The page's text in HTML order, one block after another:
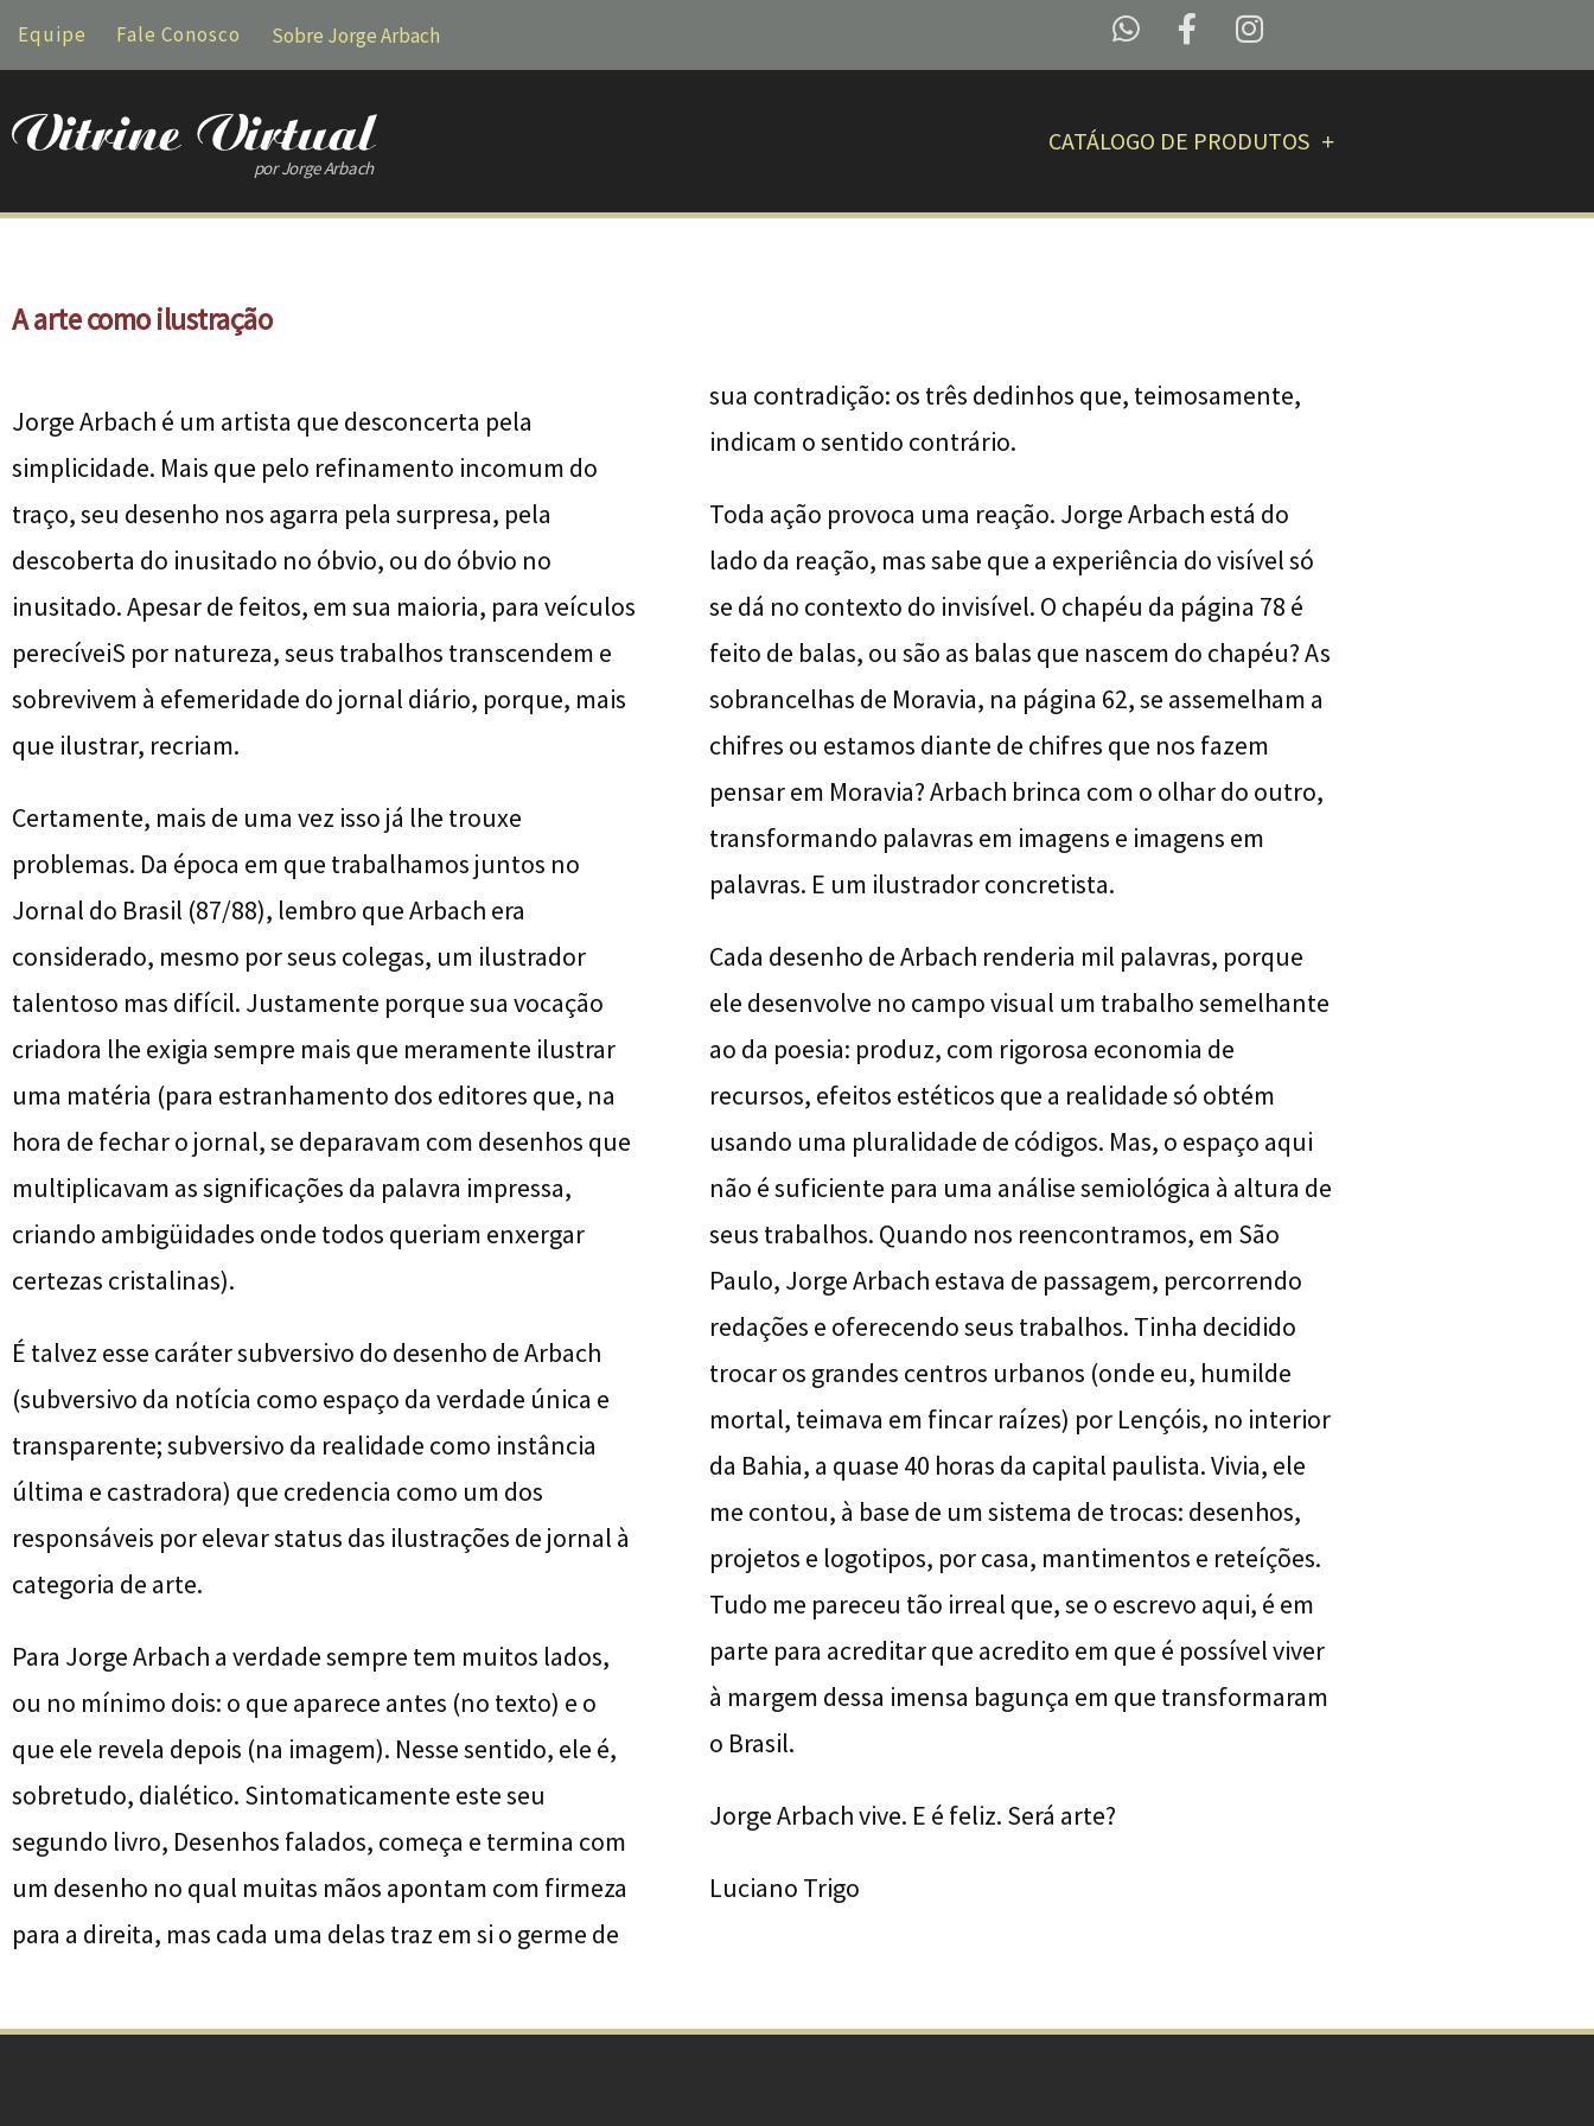
Equipe Fale Conosco Sobre Jorge Arbach
por Jorge Arbach
CATÁLOGO DE PRODUTOS
A arte como ilustração
Jorge Arbach é um artista que desconcerta pela
simplicidade. Mais que pelo refinamento incomum do
traço, seu desenho nos agarra pela surpresa, pela
descoberta do inusitado no óbvio, ou do óbvio no
inusitado. Apesar de feitos, em sua maioria, para veículos
perecíveiS por natureza, seus trabalhos transcendem e
sobrevivem à efemeridade do jornal diário, porque, mais
que ilustrar, recriam.
Certamente, mais de uma vez isso já lhe trouxe
problemas. Da época em que trabalhamos juntos no
Jornal do Brasil (87/88), lembro que Arbach era
considerado, mesmo por seus colegas, um ilustrador
talentoso mas difícil. Justamente porque sua vocação
criadora lhe exigia sempre mais que meramente ilustrar
uma matéria (para estranhamento dos editores que, na
hora de fechar o jornal, se deparavam com desenhos que
multiplicavam as significações da palavra impressa,
criando ambigüidades onde todos queriam enxergar
certezas cristalinas).
É talvez esse caráter subversivo do desenho de Arbach
(subversivo da notícia como espaço da verdade única e
transparente; subversivo da realidade como instância
última e castradora) que credencia como um dos
responsáveis por elevar status das ilustrações de jornal à
categoria de arte.
Para Jorge Arbach a verdade sempre tem muitos lados,
ou no mínimo dois: o que aparece antes (no texto) e o
que ele revela depois (na imagem). Nesse sentido, ele é,
sobretudo, dialético. Sintomaticamente este seu
segundo livro, Desenhos falados, começa e termina com
um desenho no qual muitas mãos apontam com firmeza
para a direita, mas cada uma delas traz em si o germe de
sua contradição: os três dedinhos que, teimosamente,
indicam o sentido contrário.
Toda ação provoca uma reação. Jorge Arbach está do
lado da reação, mas sabe que a experiência do visível só
se dá no contexto do invisível. O chapéu da página 78 é
feito de balas, ou são as balas que nascem do chapéu? As
sobrancelhas de Moravia, na página 62, se assemelham a
chifres ou estamos diante de chifres que nos fazem
pensar em Moravia? Arbach brinca com o olhar do outro,
transformando palavras em imagens e imagens em
palavras. E um ilustrador concretista.
Cada desenho de Arbach renderia mil palavras, porque
ele desenvolve no campo visual um trabalho semelhante
ao da poesia: produz, com rigorosa economia de
recursos, efeitos estéticos que a realidade só obtém
usando uma pluralidade de códigos. Mas, o espaço aqui
não é suficiente para uma análise semiológica à altura de
seus trabalhos. Quando nos reencontramos, em São
Paulo, Jorge Arbach estava de passagem, percorrendo
redações e oferecendo seus trabalhos. Tinha decidido
trocar os grandes centros urbanos (onde eu, humilde
mortal, teimava em fincar raízes) por Lençóis, no interior
da Bahia, a quase 40 horas da capital paulista. Vivia, ele
me contou, à base de um sistema de trocas: desenhos,
projetos e logotipos, por casa, mantimentos e reteíções.
Tudo me pareceu tão irreal que, se o escrevo aqui, é em
parte para acreditar que acredito em que é possível viver
à margem dessa imensa bagunça em que transformaram
o Brasil.
Jorge Arbach vive. E é feliz. Será arte?
Luciano Trigo